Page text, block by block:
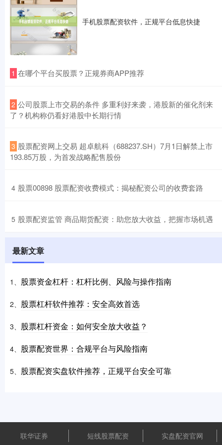
手机股票配资软件，正规平台低息快捷
1 ​在哪个平台买股票？正规券商APP推荐
2 ​公司股票上市交易的条件 多重利好来袭，港股新的催化剂来
了？机构称仍看好港股中长期行情
3 ​股票配资网上交易 超卓航科（688237.SH）7月1日解禁上市
193.85万股，为首发战略配售股份
4 ​股票00898 股票配资收费模式：揭秘配资公司的收费套路
5 ​股票配资监管 商品期货配资：助您放大收益，把握市场机遇
最新文章
1、 股票资金杠杆：杠杆比例、风险与操作指南
2、 股票杠杆软件推荐：安全高效首选
3、 股票杠杆资金：如何安全放大收益？
4、 股票配资世界：合规平台与风险指南
5、 股票配资实盘软件推荐，正规平台安全可靠
联华证券 短线股票配资 实盘配资官网